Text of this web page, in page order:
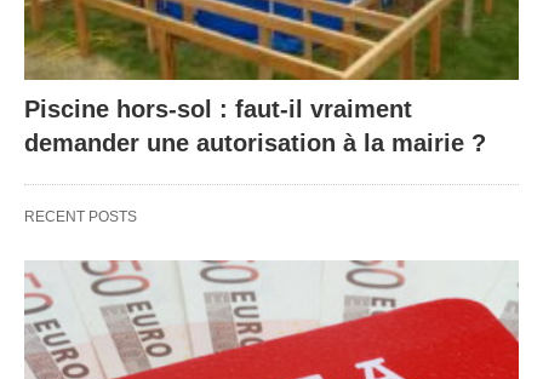
Piscine hors-sol : faut-il vraiment
demander une autorisation à la mairie ?
RECENT POSTS